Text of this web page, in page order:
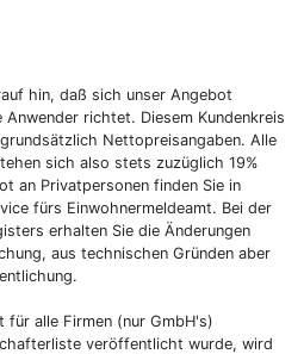
hin, daß sich unser Angebot
richtet. Diesem Kundenkreis
Nettopreisangaben. Alle
sich also stets zuzüglich 19%
an Privatpersonen finden Sie in
fürs Einwohnermeldeamt. Bei der
erhalten Sie die Änderungen
aus technischen Gründen aber
alle Firmen (nur GmbH's)
veröffentlicht wurde, wird